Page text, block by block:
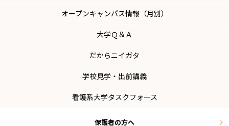
オープンキャンパス情報（月別）
大学Ｑ＆Ａ
だからニイガタ
学校見学・出前講義
看護系大学タスクフォース
保護者の方へ